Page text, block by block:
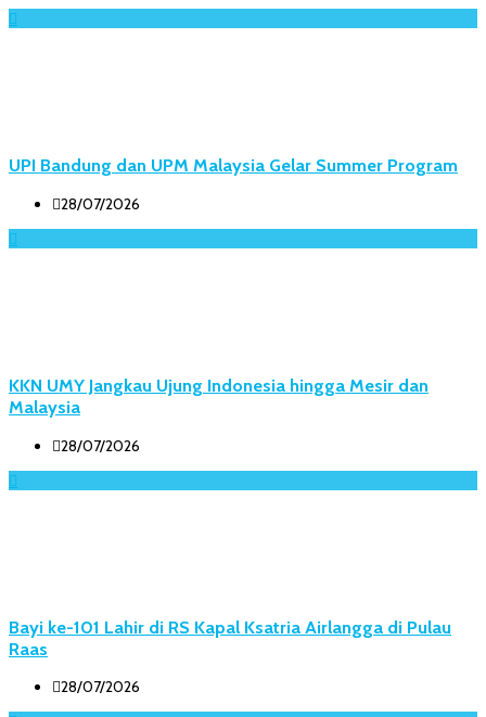
UPI Bandung dan UPM Malaysia Gelar Summer Program
28/07/2026
KKN UMY Jangkau Ujung Indonesia hingga Mesir dan
Malaysia
28/07/2026
Bayi ke-101 Lahir di RS Kapal Ksatria Airlangga di Pulau
Raas
28/07/2026